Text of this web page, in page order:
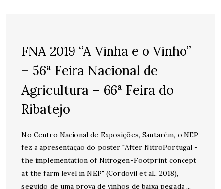
FNA 2019 “A Vinha e o Vinho”
– 56ª Feira Nacional de
Agricultura – 66ª Feira do
Ribatejo
No Centro Nacional de Exposições, Santarém, o NEP
fez a apresentação do poster "After NitroPortugal -
the implementation of Nitrogen-Footprint concept
at the farm level in NEP" (Cordovil et al., 2018),
seguido de uma prova de vinhos de baixa pegada